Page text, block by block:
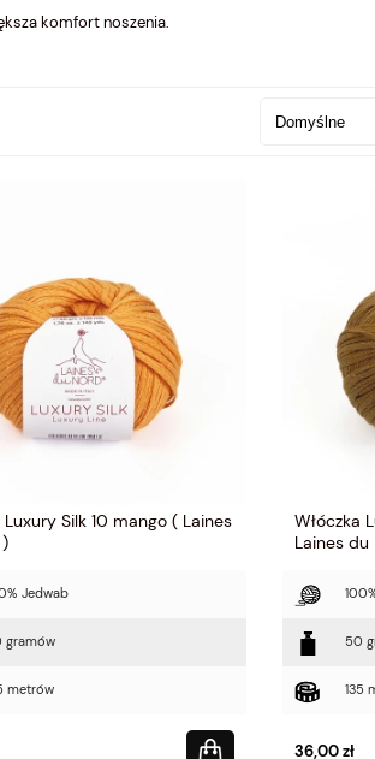
5 miętowa zieleń (
komfort noszenia.
Luxury Silk 10 mango ( Laines
Jedwab
gramów
metrów
Włóczka
Laines du
50
135
36,00 zł